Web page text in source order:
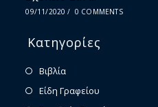
09/11/2020 / 0 COMMENTS
Κατηγορίες
Βιβλία
Είδη Γραφείου